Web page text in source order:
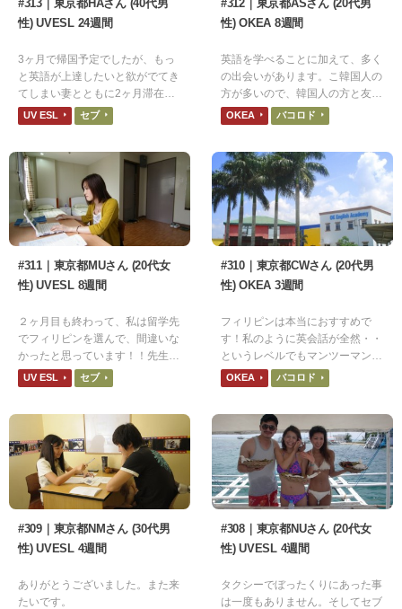
#313｜東京都HAさん (40代男
性) UVESL 24週間
3ヶ月で帰国予定でしたが、もっ
と英語が上達したいと欲がでてき
てしまい妻とともに2ヶ月滞在を
延長しました。
UV ESL セブ
#312｜東京都ASさん (20代男
性) OKEA 8週間
英語を学べることに加えて、多く
の出会いがあります。こ韓国人の
方が多いので、韓国人の方と友達
になれます。 また日本人の方で
も、色々な経験をされている方も
に対する視野が広がると思います
OKEA バコロド
#311｜東京都MUさん (20代女
性) UVESL 8週間
２ヶ月目も終わって、私は留学先
でフィリピンを選んで、間違いな
かったと思っています！！先生は
英語のプロなので訛りを感じたこ
とはありません。
UV ESL セブ
#310｜東京都CWさん (20代男
性) OKEA 3週間
フィリピンは本当におすすめで
す！私のように英会話が全然・・
というレベルでもマンツーマン授
業のおかげで他の生徒を気にせず
にたくさん話す機会をもてます。
OKEA バコロド
#309｜東京都NMさん (30代男
性) UVESL 4週間
ありがとうございました。また来
たいです。
#308｜東京都NUさん (20代女
性) UVESL 4週間
タクシーでぼったくりにあった事
は一度もありません。そしてセブ